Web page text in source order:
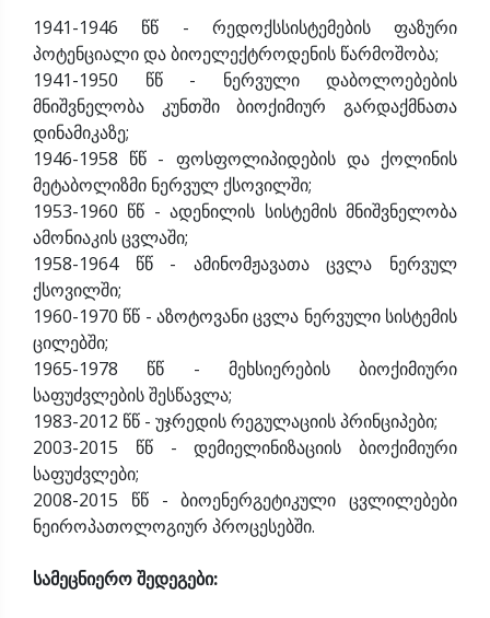
1941-1946 წწ - რედოქსსისტემების ფაზური
პოტენციალი და ბიოელექტროდენის წარმოშობა;
1941-1950 წწ - ნერვული დაბოლოებების
მნიშვნელობა კუნთში ბიოქიმიურ გარდაქმნათა
დინამიკაზე;
1946-1958 წწ - ფოსფოლიპიდების და ქოლინის
მეტაბოლიზმი ნერვულ ქსოვილში;
1953-1960 წწ - ადენილის სისტემის მნიშვნელობა
ამონიაკის ცვლაში;
1958-1964 წწ - ამინომჟავათა ცვლა ნერვულ
ქსოვილში;
1960-1970 წწ - აზოტოვანი ცვლა ნერვული სისტემის
ცილებში;
1965-1978 წწ - მეხსიერების ბიოქიმიური
საფუძვლების შესწავლა;
1983-2012 წწ - უჯრედის რეგულაციის პრინციპები;
2003-2015 წწ - დემიელინიზაციის ბიოქიმიური
საფუძვლები;
2008-2015 წწ - ბიოენერგეტიკული ცვლილებები
ნეიროპათოლოგიურ პროცესებში.
სამეცნიერო შედეგები: